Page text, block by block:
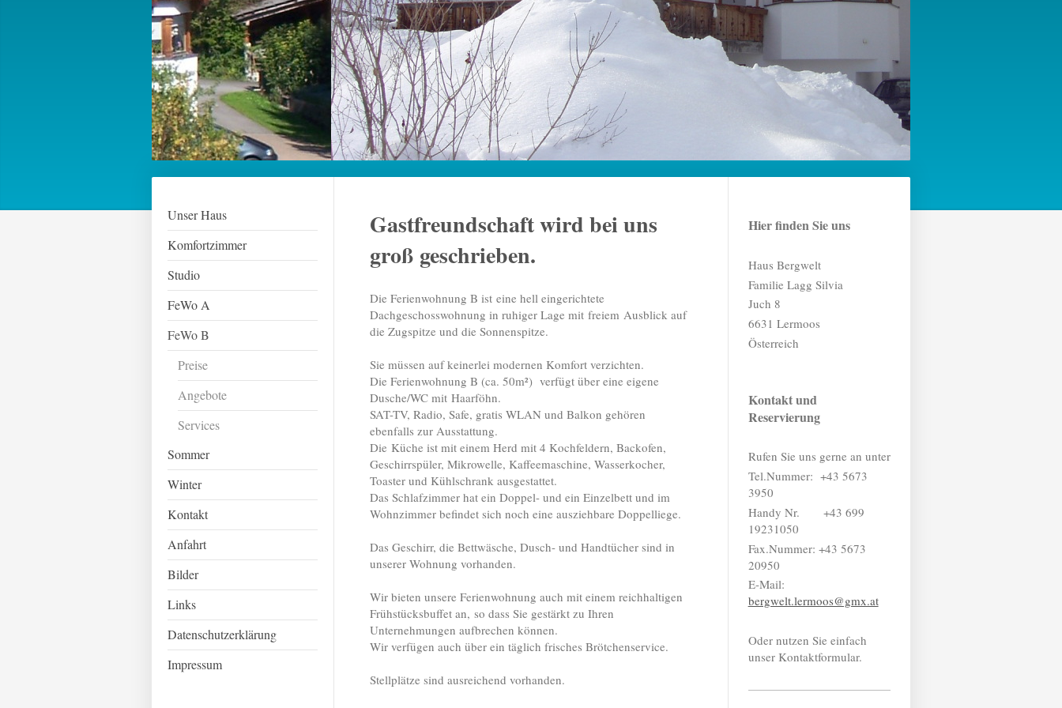
Unser Haus
Komfortzimmer
Studio
FeWo A
FeWo B
Preise
Angebote
Services
Sommer
Winter
Kontakt
Anfahrt
Bilder
Links
Datenschutzerklärung
Impressum
Gastfreundschaft wird bei uns
groß geschrieben.
Die Ferienwohnung B ist eine hell eingerichtete
Dachgeschosswohnung in ruhiger Lage mit freiem Ausblick auf
die Zugspitze und die Sonnenspitze.
Sie müssen auf keinerlei modernen Komfort verzichten.
Die Ferienwohnung B (ca. 50m²) verfügt über eine eigene
Dusche/WC mit Haarföhn.
SAT-TV, Radio, Safe, gratis WLAN und Balkon gehören
ebenfalls zur Ausstattung.
Die Küche ist mit einem Herd mit 4 Kochfeldern, Backofen,
Geschirrspüler, Mikrowelle, Kaffeemaschine, Wasserkocher,
Toaster und Kühlschrank ausgestattet.
Das Schlafzimmer hat ein Doppel- und ein Einzelbett und im
Wohnzimmer befindet sich noch eine ausziehbare Doppelliege.
Das Geschirr, die Bettwäsche, Dusch- und Handtücher sind in
unserer Wohnung vorhanden.
Wir bieten unsere Ferienwohnung auch mit einem reichhaltigen
Frühstücksbuffet an, so dass Sie gestärkt zu Ihren
Unternehmungen aufbrechen können.
Wir verfügen auch über ein täglich frisches Brötchenservice.
Stellplätze sind ausreichend vorhanden.
Hier finden Sie uns
Haus Bergwelt
Familie Lagg Silvia
Juch 8
6631 Lermoos
Österreich
Kontakt und
Reservierung
Rufen Sie uns gerne an unter
Tel.Nummer: +43 5673
3950
Handy Nr. +43 699
19231050
Fax.Nummer: +43 5673
20950
E-Mail:
bergwelt.lermoos@gmx.at
Oder nutzen Sie einfach
unser Kontaktformular.